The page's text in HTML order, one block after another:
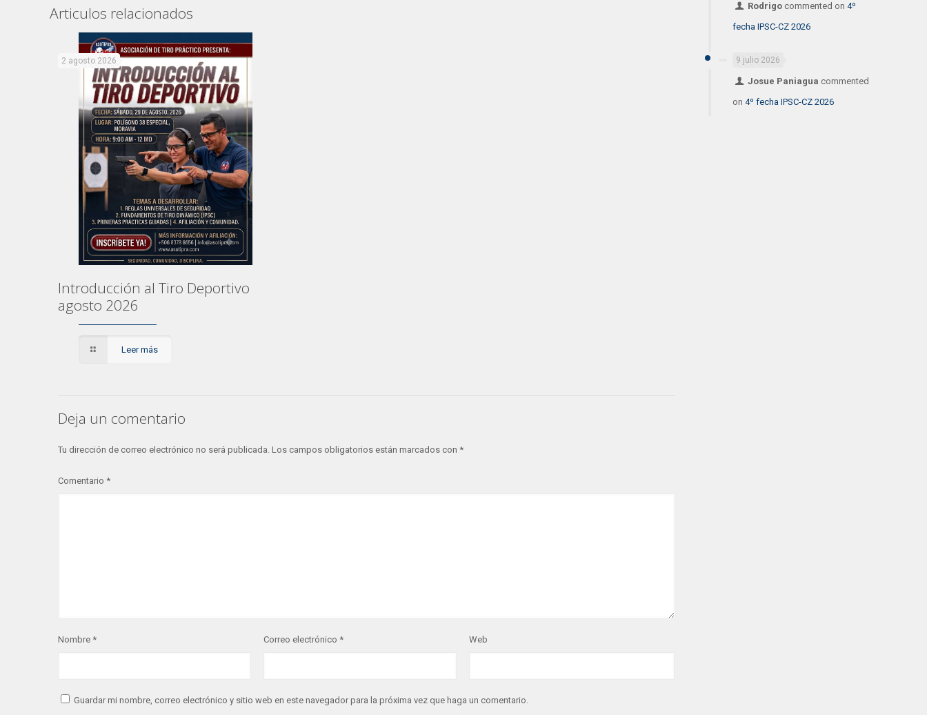
Articulos relacionados
2 agosto 2026
Introducción al Tiro Deportivo
agosto 2026
Leer más
Deja un comentario
Tu dirección de correo electrónico no será publicada. Los campos obligatorios están marcados con *
Comentario *
Nombre * Correo electrónico * Web
Guardar mi nombre, correo electrónico y sitio web en este navegador para la próxima vez que haga un comentario.
Rodrigocommented on 4º
fecha IPSC-CZ 2026
9 julio 2026
Josue Paniagua commented
on4º fecha IPSC-CZ 2026